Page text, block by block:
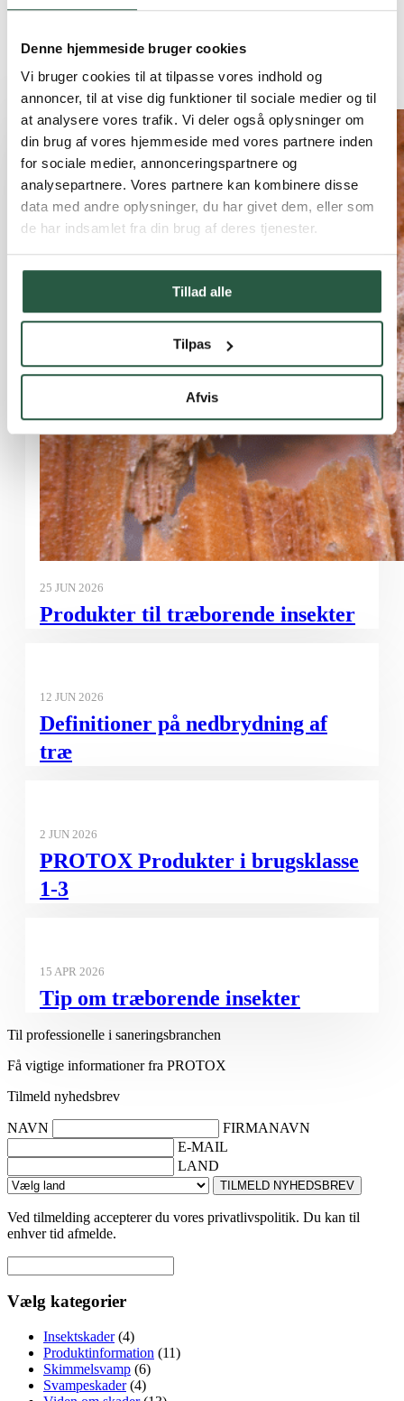
Denne hjemmeside bruger cookies
Vi bruger cookies til at tilpasse vores indhold og
annoncer, til at vise dig funktioner til sociale medier og til
at analysere vores trafik. Vi deler også oplysninger om
din brug af vores hjemmeside med vores partnere inden
for sociale medier, annonceringspartnere og
analysepartnere. Vores partnere kan kombinere disse
data med andre oplysninger, du har givet dem, eller som
de har indsamlet fra din brug af deres tjenester.
Tillad alle
Tilpas
Afvis
Insektskader
25 JUN 2026
Produkter til træborende insekter
12 JUN 2026
Definitioner på nedbrydning af
træ
2 JUN 2026
PROTOX Produkter i brugsklasse
1-3​
15 APR 2026
Tip om træborende insekter
Til professionelle i saneringsbranchen
Få vigtige informationer fra PROTOX
Tilmeld nyhedsbrev
NAVN
FIRMANAVN
E-MAIL
LAND
TILMELD NYHEDSBREV
Ved tilmelding accepterer du vores privatlivspolitik. Du kan til
enhver tid afmelde.
Vælg kategorier
Insektskader(4)
Produktinformation (11)
Skimmelsvamp (6)
Svampeskader(4)